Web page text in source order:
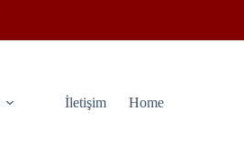
İletişim Home